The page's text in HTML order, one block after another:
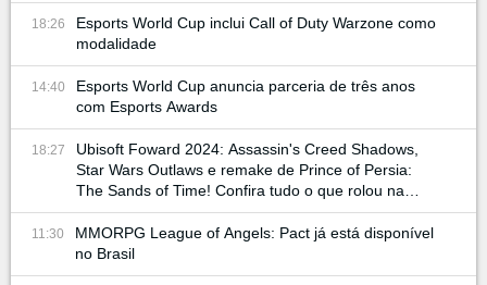
18:26
Esports World Cup inclui Call of Duty Warzone como
modalidade
14:40
Esports World Cup anuncia parceria de três anos
com Esports Awards
18:27
Ubisoft Foward 2024: Assassin's Creed Shadows,
Star Wars Outlaws e remake de Prince of Persia:
The Sands of Time! Confira tudo o que rolou na
conferência
11:30
MMORPG League of Angels: Pact já está disponível
no Brasil